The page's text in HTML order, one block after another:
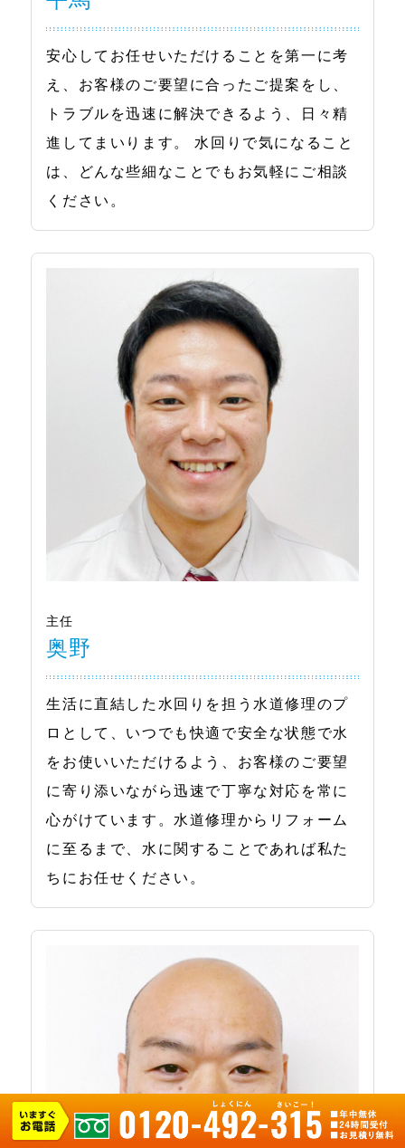
安心してお任せいただけることを第一に考
え、お客様のご要望に合ったご提案をし、
トラブルを迅速に解決できるよう、日々精
進してまいります。 水回りで気になること
は、どんな些細なことでもお気軽にご相談
ください。
主任
奥野
生活に直結した水回りを担う水道修理のプ
ロとして、いつでも快適で安全な状態で水
をお使いいただけるよう、お客様のご要望
に寄り添いながら迅速で丁寧な対応を常に
心がけています。水道修理からリフォーム
に至るまで、水に関することであれば私た
ちにお任せください。